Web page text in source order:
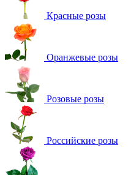
Красные розы
Оранжевые розы
Розовые розы
Российские розы